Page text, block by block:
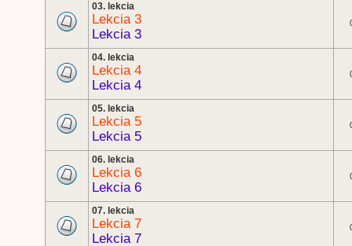
03. lekcia
Lekcia 3
Lekcia 3
04. lekcia
Lekcia 4
Lekcia 4
05. lekcia
Lekcia 5
Lekcia 5
06. lekcia
Lekcia 6
Lekcia 6
07. lekcia
Lekcia 7
Lekcia 7